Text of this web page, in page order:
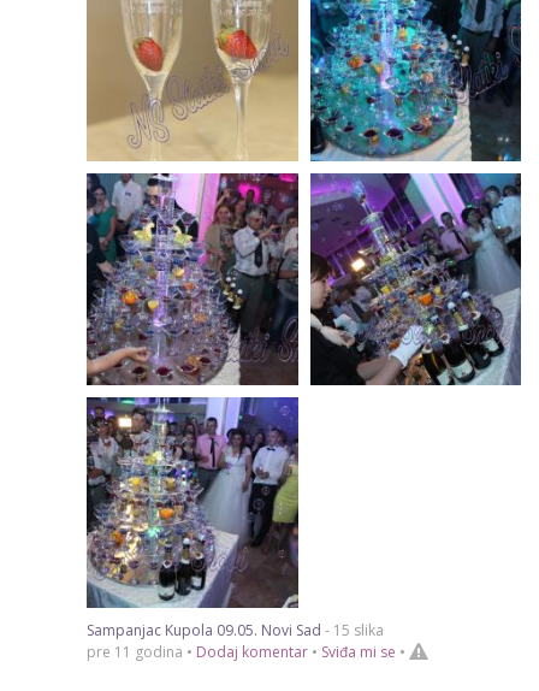
Sampanjac Kupola 09.05. Novi Sad - 15 slika
pre 11 godina • Dodaj komentar • Sviđa mi se •